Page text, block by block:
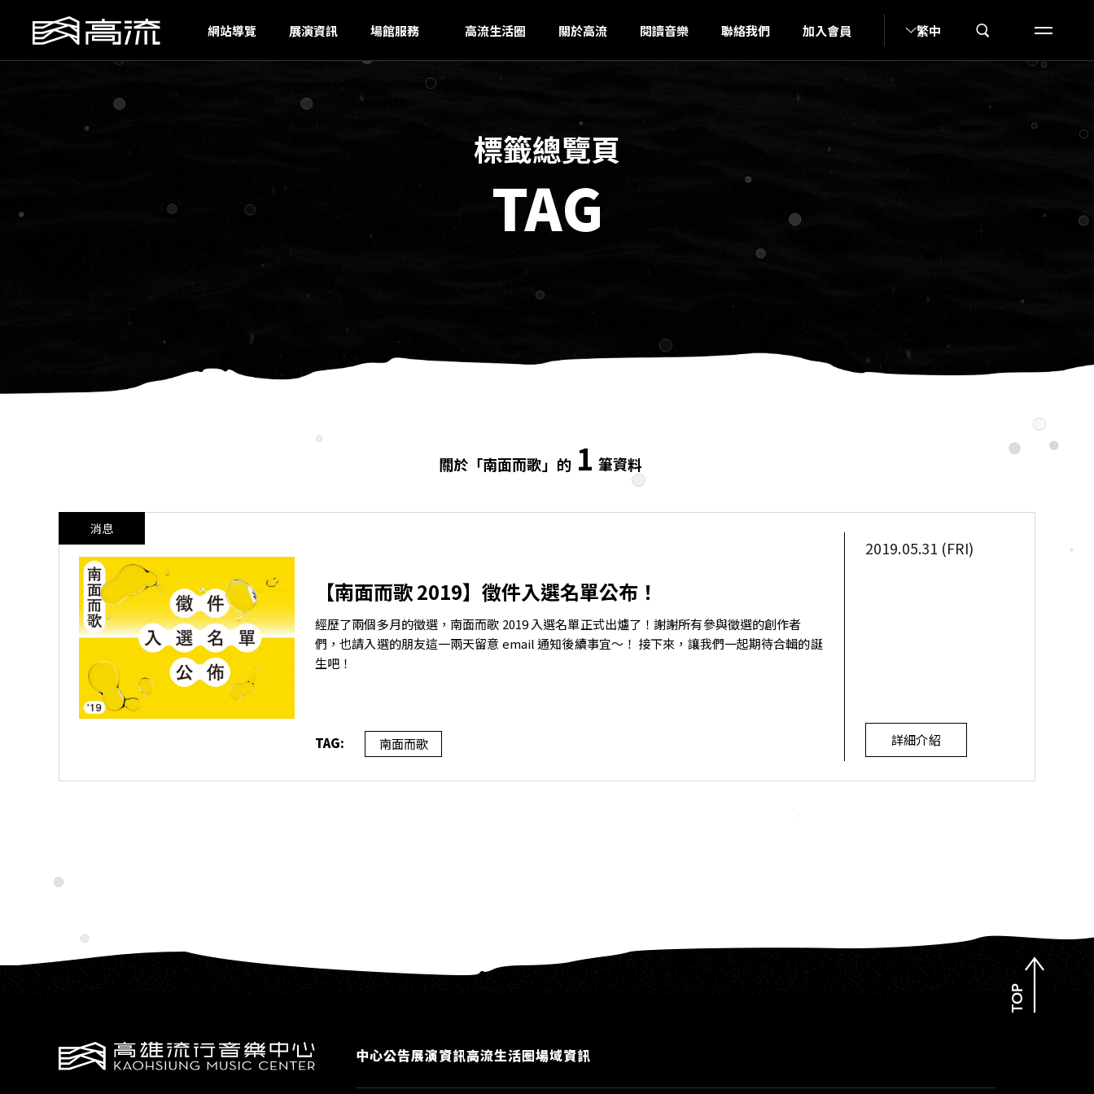
網站導覽 展演資訊 場館服務 高流生活圈 關於高流 閱讀音樂 聯絡我們 加入會員 繁中
標籤總覽頁
TAG
關於「南面而歌」的 1 筆資料
消息
【南面而歌 2019】徵件入選名單公布！
經歷了兩個多月的徵選，南面而歌 2019 入選名單正式出爐了！謝謝所有參與徵選的創作者
們，也請入選的朋友這一兩天留意 email 通知後續事宜～！ 接下來，讓我們一起期待合輯的誕
生吧！
TAG: 南面而歌
2019.05.31 (FRI)
詳細介紹
TOP
中心公告展演資訊高流生活圈場域資訊